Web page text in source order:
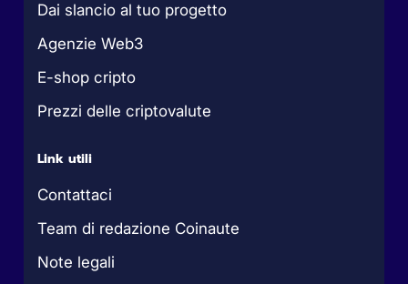
Dai slancio al tuo progetto
Agenzie Web3
E-shop cripto
Prezzi delle criptovalute
Link utili
Contattaci
Team di redazione Coinaute
Note legali